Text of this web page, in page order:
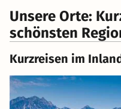
Unsere Orte:
schönsten
Kurzreisen im Inland